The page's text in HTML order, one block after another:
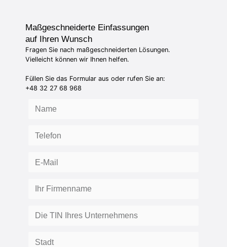
Maßgeschneiderte Einfassungen
auf Ihren Wunsch
Fragen Sie nach maßgeschneiderten Lösungen.
Vielleicht können wir Ihnen helfen.
Füllen Sie das Formular aus oder rufen Sie an:
+48 32 27 68 968